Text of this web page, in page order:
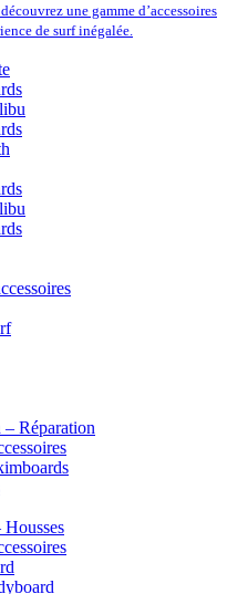
une gamme d’accessoires
de surf inégalée.
– Réparation
Housses